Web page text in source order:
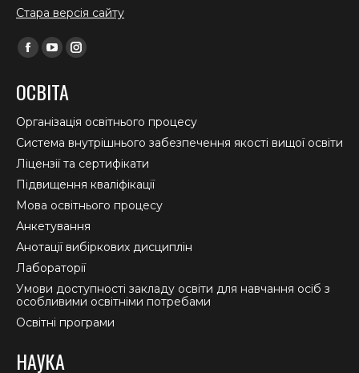
Стара версія сайту
Find us on:
Facebook
opens
in
new
window
YouTube
opens
in
new
window
Instagram
in
new
window
ОСВІТА
Організація освітнього процесу
Система внутрішнього забезпечення якості вищої освіти
Ліцензії та сертифікати
Підвищення кваліфікації
Мова освітнього процесу
Анкетування
Анотації вибіркових дисциплін
Лабораторії
Умови доступності закладу освіти для навчання осіб з
особливими освітніми потребами
Освітні програми
НАУКА